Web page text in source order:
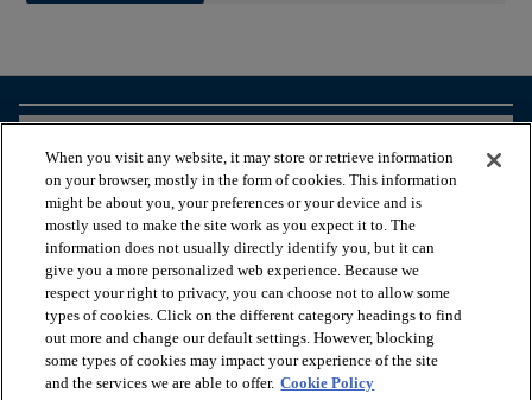
NÜTZLICHE TOOLS
UNSERE DIENSTLEISTUNGEN
ÜBER UNS
When you visit any website, it may store or retrieve information
on your browser, mostly in the form of cookies. This information
might be about you, your preferences or your device and is
mostly used to make the site work as you expect it to. The
information does not usually directly identify you, but it can
give you a more personalized web experience. Because we
respect your right to privacy, you can choose not to allow some
types of cookies. Click on the different category headings to find
out more and change our default settings. However, blocking
some types of cookies may impact your experience of the site
and the services we are able to offer. Cookie Policy